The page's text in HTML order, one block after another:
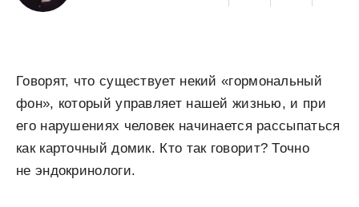
Говорят, что существует некий «гормональный
фон», который управляет нашей жизнью, и при
его нарушениях человек начинается рассыпаться
как карточный домик. Кто так говорит? Точно
не эндокринологи.